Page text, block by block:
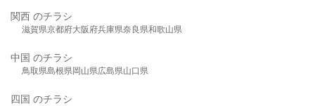
関西 のチラシ
滋賀県京都府大阪府兵庫県奈良県和歌山県
中国 のチラシ
鳥取県島根県岡山県広島県山口県
四国 のチラシ